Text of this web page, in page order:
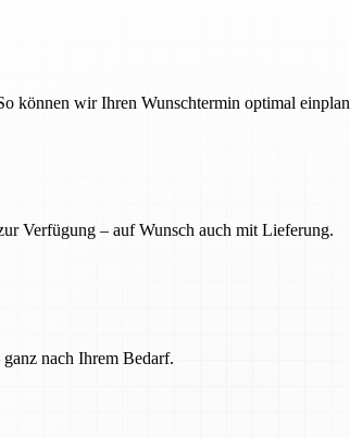
können wir Ihren Wunschtermin optimal
Verfügung – auf Wunsch auch mit Lieferung.
nach Ihrem Bedarf.